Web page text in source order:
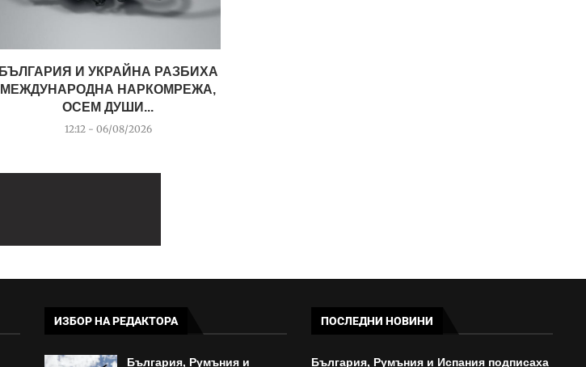
БЪЛГАРИЯ И УКРАЙНА РАЗБИХА
МЕЖДУНАРОДНА НАРКОМРЕЖА,
ОСЕМ ДУШИ...
12:12 - 06/08/2026
ИЗБОР НА РЕДАКТОРА
България, Румъния и
ПОСЛЕДНИ НОВИНИ
България, Румъния и Испания подписаха